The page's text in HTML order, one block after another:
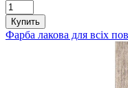
Купить
Фарба лакова для всіх